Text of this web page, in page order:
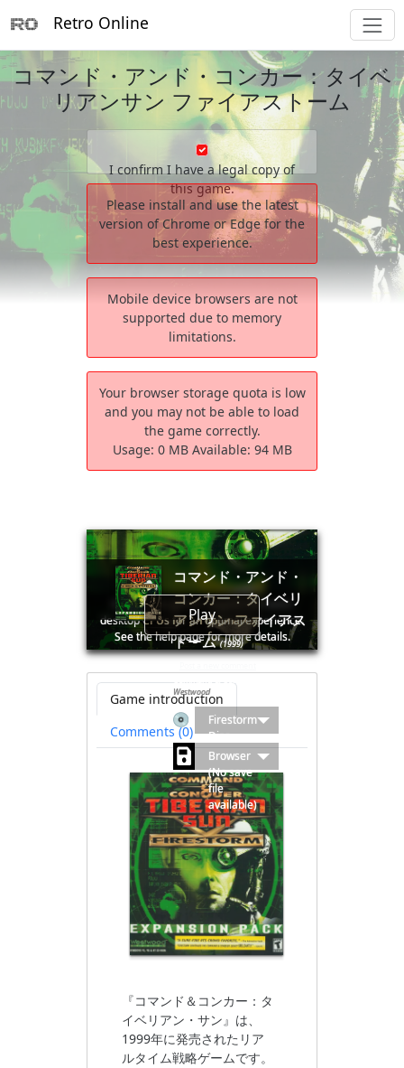
Retro Online
コマンド・アンド・コンカー：タイベ
リアンサン ファイアストーム
I confirm I have a legal copy of
this game.
Please install and use the latest
version of Chrome or Edge for the
best experience.
Mobile device browsers are not
supported due to memory
limitations.
Your browser storage quota is low
and you may not be able to load
the game correctly.
Usage: 0 MBAvailable: 94 MB
🛈Windows games require the latest
desktop CPUs for an optimal experience.
See the help page for more details.
コマンド・アンド・
コンカー：タイベリ
アンサン ファイアス
トーム(1999)
Command & Conquer: Tiberian Sun – Firestorm
Westwood
Firestorm
Disc
Browser
(No save
file
available)
Play
Game introduction
Comments (0)
『コマンド＆コンカー：タ
イベリアン・サン』は、
1999年に発売されたリア
ルタイム戦略ゲームです。